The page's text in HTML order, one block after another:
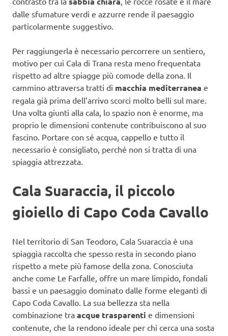
dalle sfumature verdi e azzurre rende il paesaggio
particolarmente suggestivo.
Per raggiungerla è necessario percorrere un sentiero,
motivo per cui Cala di Trana resta meno frequentata
rispetto ad altre spiagge più comode della zona. Il
cammino attraversa tratti di macchia mediterranea e
regala già prima dell’arrivo scorci molto belli sul mare.
Una volta giunti alla cala, lo spazio non è enorme, ma
proprio le dimensioni contenute contribuiscono al suo
fascino. Portare con sé acqua, cappello e tutto il
necessario è consigliato, perché non si tratta di una
spiaggia attrezzata.
Cala Suaraccia, il piccolo
gioiello di Capo Coda Cavallo
Nel territorio di San Teodoro, Cala Suaraccia è una
spiaggia raccolta che spesso resta in secondo piano
rispetto a mete più famose della zona. Conosciuta
anche come Le Farfalle, offre un mare limpido, fondali
bassi e un paesaggio dominato dalle forme eleganti di
Capo Coda Cavallo. La sua bellezza sta nella
combinazione tra acque trasparenti e dimensioni
contenute, che la rendono ideale per chi cerca una sosta